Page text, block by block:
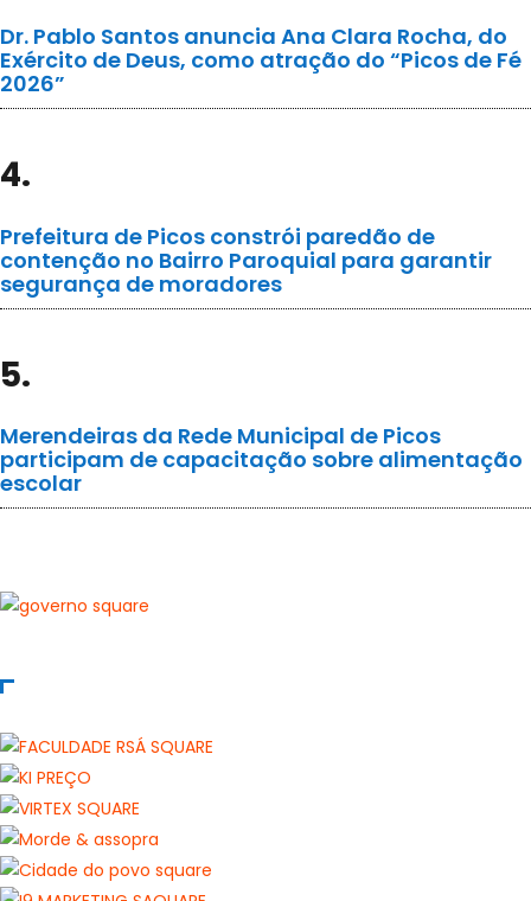
Dr. Pablo Santos anuncia Ana Clara Rocha, do
Exército de Deus, como atração do “Picos de Fé
2026”
4.
Prefeitura de Picos constrói paredão de
contenção no Bairro Paroquial para garantir
segurança de moradores
5.
Merendeiras da Rede Municipal de Picos
participam de capacitação sobre alimentação
escolar